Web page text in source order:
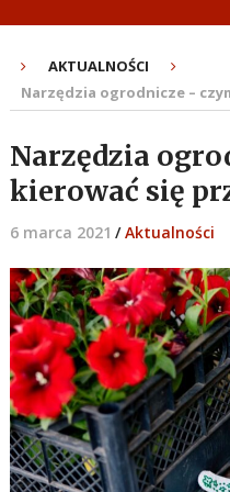
AKTUALNOŚCI
Narzędzia ogrodnicze –
Narzędzia
kierować się
6 marca 2021 / Aktualności